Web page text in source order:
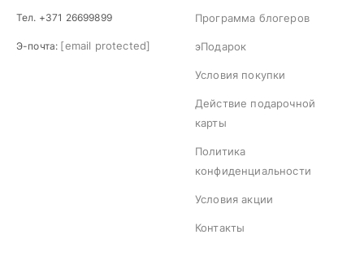
Тел. +371 26699899
Э-почта: [email protected]
Программа блогеров
эПодарок
Условия покупки
Действие подарочной
карты
Политика
конфиденциальности
Условия акции
Контакты